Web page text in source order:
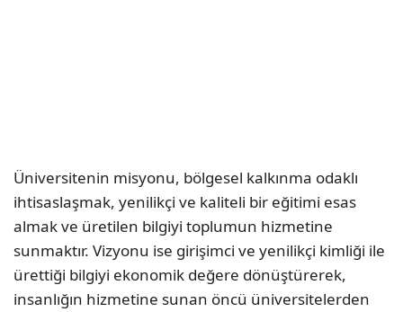
Üniversitenin misyonu, bölgesel kalkınma odaklı
ihtisaslaşmak, yenilikçi ve kaliteli bir eğitimi esas
almak ve üretilen bilgiyi toplumun hizmetine
sunmaktır. Vizyonu ise girişimci ve yenilikçi kimliği ile
ürettiği bilgiyi ekonomik değere dönüştürerek,
insanlığın hizmetine sunan öncü üniversitelerden